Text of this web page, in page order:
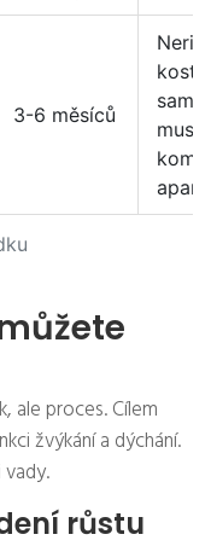
3-6 měsíců
musí
ale proces. Cílem
žvýkání a dýchání.
růstu